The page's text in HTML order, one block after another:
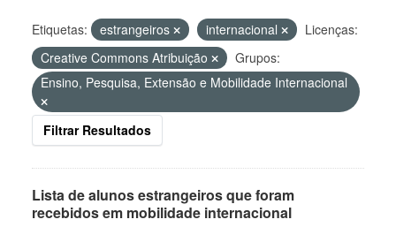
Etiquetas: estrangeiros internacional
Licenças:
Creative Commons Atribuição
Grupos:
Ensino, Pesquisa, Extensão e Mobilidade Internacional
Filtrar Resultados
Lista de alunos estrangeiros que foram
recebidos em mobilidade internacional